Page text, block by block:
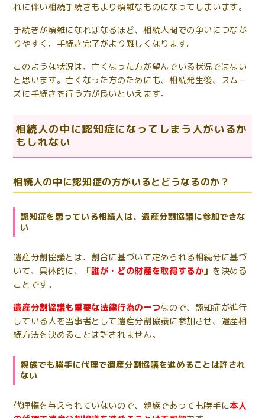
れに伴い相続手続きもより煩雑なものになってしまいます。
手続きが煩雑になればなるほど、相続人間での争いにつなが
りやすく、手続き完了がより難しくなります。
このような状況は、亡くなった方が望んでいる状況ではない
と思います。亡くなった方のためにも、相続発生後、スムー
ズに手続きを行う方が良いといえます。
相続人の中に認知症になってしまう人がいるか
もしれない
相続人の中に認知症の方がいるとどうなるのか？
認知症を患っている相続人は、遺産分割協議に参加できな
い
遺産分割協議とは、割合に基づいて定められる相続分に基づ
いて、具体的に、
「誰が・どの財産を取得するか 」 を決める
ことです。
遺産分割協議も重要な法律行為の一つなので、認知症が進行
している人を当事者として遺産分割協議に参加させ、遺産相
続方法を決めることは許されません。
親族でも勝手に代理で遺産分割協議を進めることは許され
ない
代理権を与えられていないので、親族であっても勝手に本人